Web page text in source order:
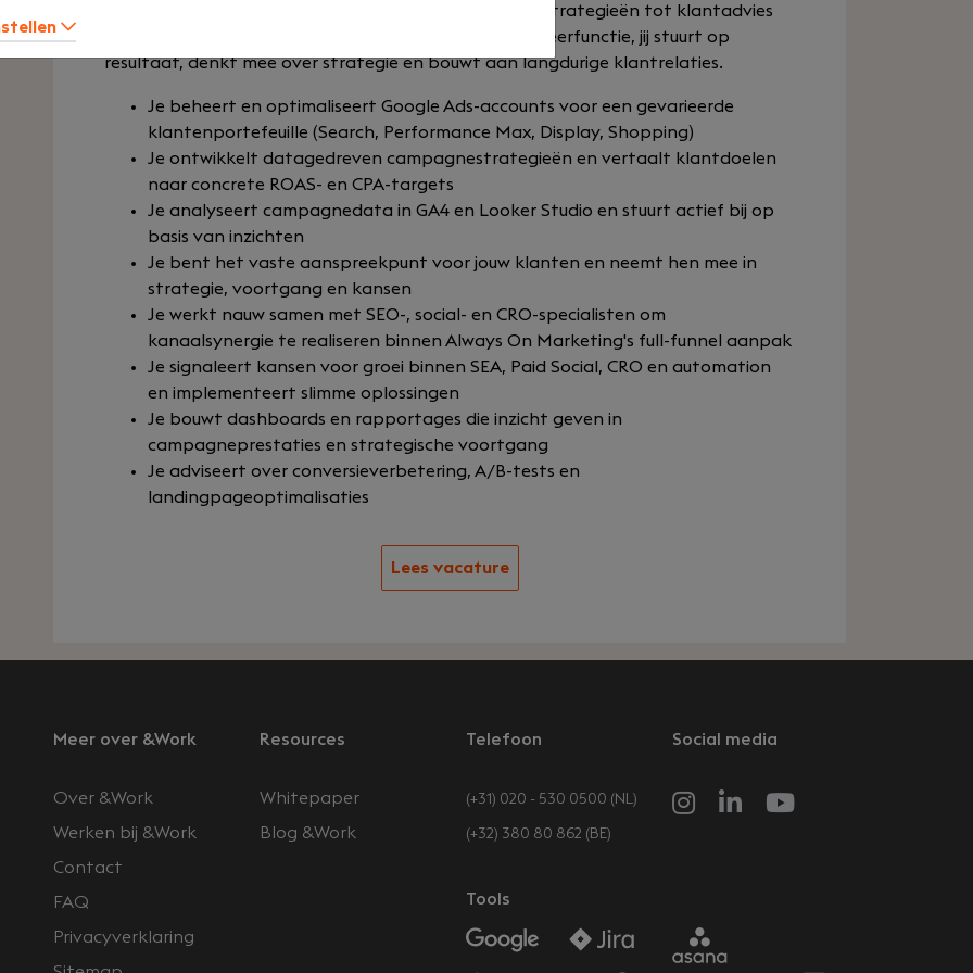
dagelijkse uitvoering: van campagnestructuur en biedstrategieën tot klantadvies
en dashboardrapportages. Dit is geen campagnebeheerfunctie, jij stuurt op
resultaat, denkt mee over strategie en bouwt aan langdurige klantrelaties.
Je beheert en optimaliseert Google Ads-accounts voor een gevarieerde
klantenportefeuille (Search, Performance Max, Display, Shopping)
Je ontwikkelt datagedreven campagnestrategieën en vertaalt klantdoelen
naar concrete ROAS- en CPA-targets
Je analyseert campagnedata in GA4 en Looker Studio en stuurt actief bij op
basis van inzichten
Je bent het vaste aanspreekpunt voor jouw klanten en neemt hen mee in
strategie, voortgang en kansen
Je werkt nauw samen met SEO-, social- en CRO-specialisten om
kanaalsynergie te realiseren binnen Always On Marketing's full-funnel aanpak
Je signaleert kansen voor groei binnen SEA, Paid Social, CRO en automation
en implementeert slimme oplossingen
Je bouwt dashboards en rapportages die inzicht geven in
campagneprestaties en strategische voortgang
Je adviseert over conversieverbetering, A/B-tests en
landingpageoptimalisaties
Lees vacature
Meer over &Work
Over &Work
Werken bij &Work
Contact
FAQ
Privacyverklaring
Resources
Whitepaper
Blog &Work
Telefoon
(+31) 020 - 530 0500 (NL)
(+32) 380 80 862 (BE)
Social media
Tools